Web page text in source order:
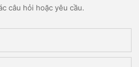
câu hỏi hoặc yêu cầu.